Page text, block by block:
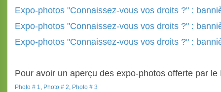
Expo-photos "Connaissez-vous vos droits ?" :
Expo-photos "Connaissez-vous vos droits ?" :
Expo-photos "Connaissez-vous vos droits ?" :
Pour avoir un aperçu des expo-photos offerte par le
Photo # 1, Photo # 2, Photo # 3